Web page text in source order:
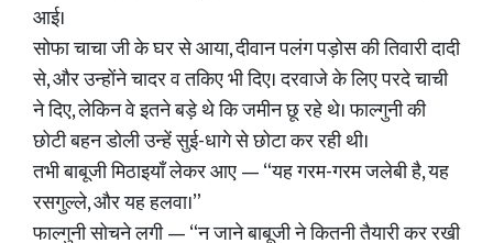
आई।
सोफा चाचा जी के घर से आया, दीवान पलंग पड़ोस की तिवारी दादी
से, और उन्होंने चादर व तकिए भी दिए। दरवाजे के लिए परदे चाची
ने दिए, लेकिन वे इतने बड़े थे कि जमीन छू रहे थे। फाल्गुनी की
छोटी बहन डोली उन्हें सुई-धागे से छोटा कर रही थी।
तभी बाबूजी मिठाइयाँ लेकर आए — “यह गरम-गरम जलेबी है, यह
रसगुल्ले, और यह हलवा।”
फाल्गुनी सोचने लगी — “न जाने बाबूजी ने कितनी तैयारी कर रखी